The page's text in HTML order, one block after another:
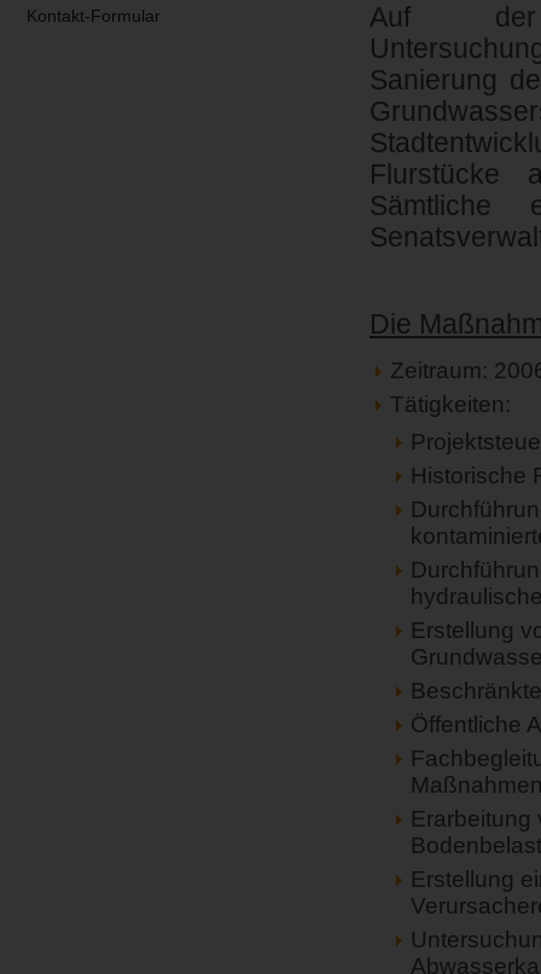
Kontakt-Formular
Auf der
Sanierung
Flurstücke
Sämtliche
Die
Zeitraum:
Tätigkeiten:
Historische
Erstellung
Öffentliche
Erarbeitung
Erstellung